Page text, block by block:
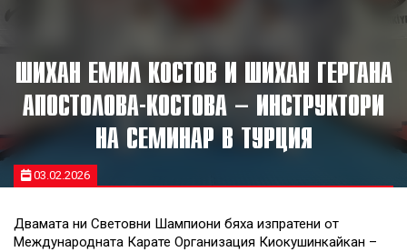
ШИХАН ЕМИЛ КОСТОВ И ШИХАН ГЕРГАНА
АПОСТОЛОВА-КОСТОВА – ИНСТРУКТОРИ
НА СЕМИНАР В ТУРЦИЯ
03.02.2026
Двамата ни Световни Шампиони бяха изпратени от
Международната Карате Организация Киокушинкайкан –